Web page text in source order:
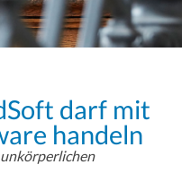
darf mit
handeln